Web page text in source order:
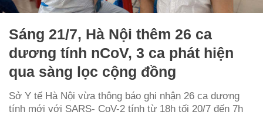
Sáng 21/7, Hà Nội thêm 26 ca
dương tính nCoV, 3 ca phát hiện
qua sàng lọc cộng đồng
Sở Y tế Hà Nội vừa thông báo ghi nhận 26 ca dương
tính mới với SARS- CoV-2 tính từ 18h tối 20/7 đến 7h